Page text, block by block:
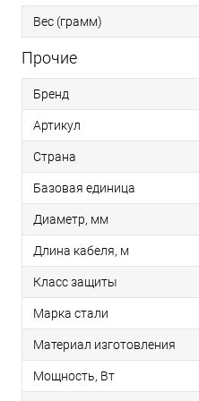
Вес (грамм)
Прочие
Бренд
Артикул
Страна
Базовая единица
Диаметр, мм
Длина кабеля, м
Класс защиты
Марка стали
Материал изготовления
Мощность, Вт